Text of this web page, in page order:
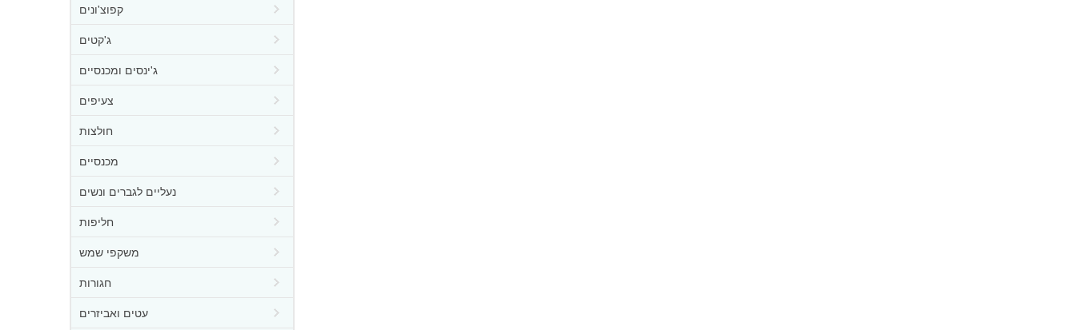
קפוצ'ונים
ג'קטים
ג'ינסים ומכנסיים
צעיפים
חולצות
מכנסיים
נעליים לגברים ונשים
חליפות
משקפי שמש
חגורות
עטים ואביזרים